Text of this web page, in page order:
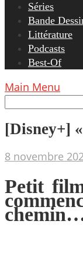
Séries
Bande
Littérature
Podcasts
Best-Of
Main Menu
[Disney+]
8 novembre
Petit